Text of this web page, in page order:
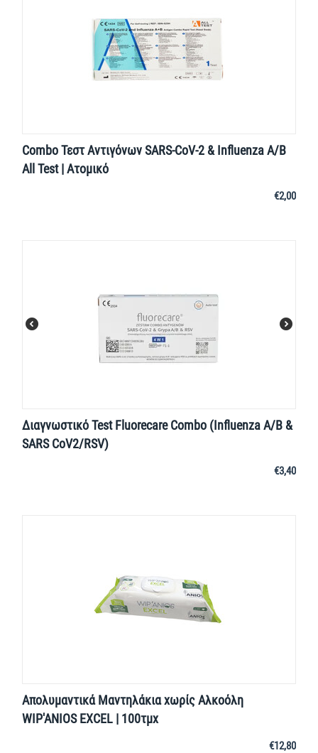
Combo Τεστ Αντιγόνων SARS-CoV-2 & Influenza A/B
All Test | Ατομικό
€2,00
Διαγνωστικό Test Fluorecare Combo (Influenza A/B &
SARS CoV2/RSV)
€3,40
Απολυμαντικά Μαντηλάκια χωρίς Αλκοόλη
WIP'ANIOS EXCEL | 100τμχ
€12,80